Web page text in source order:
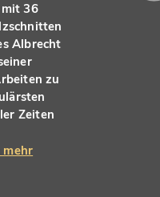
36
Albrecht
zu
Zeiten
mehr